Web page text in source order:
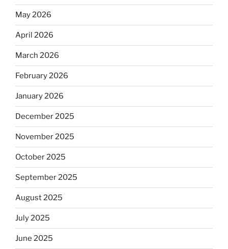
May 2026
April 2026
March 2026
February 2026
January 2026
December 2025
November 2025
October 2025
September 2025
August 2025
July 2025
June 2025